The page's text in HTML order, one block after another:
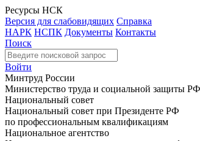
Ресурсы НСК
Версия для слабовидящих Справка
НАРК НСПК Документы Контакты
Поиск
Войти
Минтруд России
Министерство труда и социальной защиты РФ
Национальный совет
Национальный совет при Президенте РФ
по профессиональным квалификациям
Национальное агентство